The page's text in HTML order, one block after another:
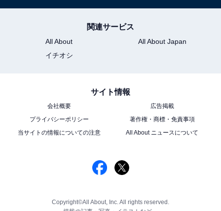
関連サービス
All About
All About Japan
イチオシ
サイト情報
会社概要
広告掲載
プライバシーポリシー
著作権・商標・免責事項
当サイトの情報についての注意
All About ニュースについて
Copyright©All About, Inc. All rights reserved.